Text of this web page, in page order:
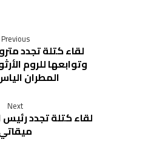
Previous
لقاء كتلة تجدد
وتوابعها للروم
المطران
Next
لقاء كتلة تجدد